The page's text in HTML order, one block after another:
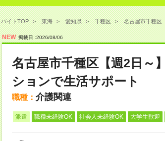
バイトTOP 東海 愛知県 千種区 名古屋市千種区
NEW 掲載日 :2026/08/06
名古屋市千種区【週2日～
ションで生活サポート
職種： 介護関連
派遣 職種未経験OK 社会人未経験OK 大学生歓迎